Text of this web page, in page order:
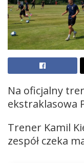
Na oficjalny
ekstraklasowa
Trener Kamil
zespół czeka